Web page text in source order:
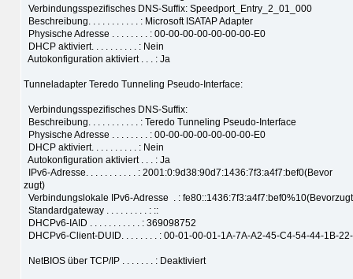
Verbindungsspezifisches DNS-Suffix: Speedport_Entry_2_01_000
Beschreibung. . . . . . . . . . . : Microsoft ISATAP Adapter
Physische Adresse . . . . . . . . : 00-00-00-00-00-00-00-E0
DHCP aktiviert. . . . . . . . . . : Nein
Autokonfiguration aktiviert . . . : Ja
Tunneladapter Teredo Tunneling Pseudo-Interface:
Verbindungsspezifisches DNS-Suffix:
Beschreibung. . . . . . . . . . . : Teredo Tunneling Pseudo-Interface
Physische Adresse . . . . . . . . : 00-00-00-00-00-00-00-E0
DHCP aktiviert. . . . . . . . . . : Nein
Autokonfiguration aktiviert . . . : Ja
IPv6-Adresse. . . . . . . . . . . : 2001:0:9d38:90d7:1436:7f3:a4f7:bef0(Bevor
zugt)
Verbindungslokale IPv6-Adresse . :
Standardgateway . . . . . . . . . : ::
DHCPv6-IAID . . . . . . . . . . . : 369098752
DHCPv6-Client-DUID. . . . . . . . : 00-01-00-01-1A-7A-A2-45-C4-54-44-1B-
NetBIOS über TCP/IP . . . . . . . : Deaktiviert